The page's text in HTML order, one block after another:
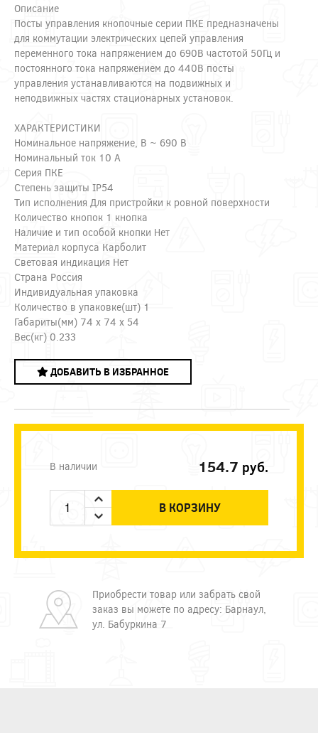
Описание
Посты управления кнопочные серии ПКЕ предназначены
для коммутации электрических цепей управления
переменного тока напряжением до 690В частотой 50Гц и
постоянного тока напряжением до 440В посты
управления устанавливаются на подвижных и
неподвижных частях стационарных установок.
ХАРАКТЕРИСТИКИ
Номинальное напряжение, В ~ 690 В
Номинальный ток 10 А
Серия ПКЕ
Степень защиты IP54
Тип исполнения Для пристройки к ровной поверхности
Количество кнопок 1 кнопка
Наличие и тип особой кнопки Нет
Материал корпуса Карболит
Световая индикация Нет
Страна Россия
Индивидуальная упаковка
Количество в упаковке(шт) 1
Габариты(мм) 74 x 74 x 54
Вес(кг) 0.233
ДОБАВИТЬ В ИЗБРАННОЕ
В наличии 154.7 руб.
В КОРЗИНУ
Приобрести товар или забрать свой
заказ вы можете по адресу: Барнаул,
ул. Бабуркина 7